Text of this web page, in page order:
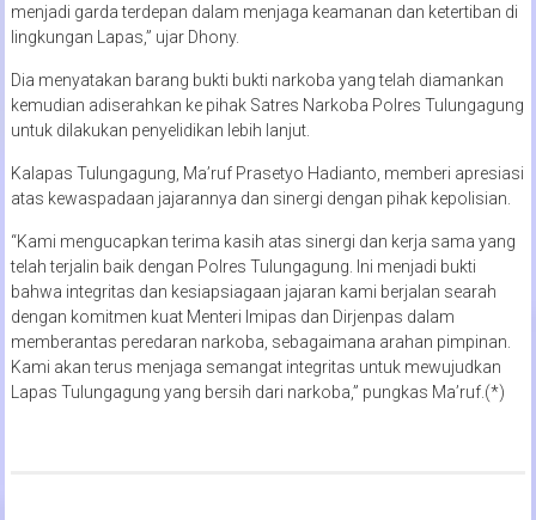
menjadi garda terdepan dalam menjaga keamanan dan ketertiban di
lingkungan Lapas,” ujar Dhony.
Dia menyatakan barang bukti bukti narkoba yang telah diamankan
kemudian adiserahkan ke pihak Satres Narkoba Polres Tulungagung
untuk dilakukan penyelidikan lebih lanjut.
Kalapas Tulungagung, Ma’ruf Prasetyo Hadianto, memberi apresiasi
atas kewaspadaan jajarannya dan sinergi dengan pihak kepolisian.
“Kami mengucapkan terima kasih atas sinergi dan kerja sama yang
telah terjalin baik dengan Polres Tulungagung. Ini menjadi bukti
bahwa integritas dan kesiapsiagaan jajaran kami berjalan searah
dengan komitmen kuat Menteri Imipas dan Dirjenpas dalam
memberantas peredaran narkoba, sebagaimana arahan pimpinan.
Kami akan terus menjaga semangat integritas untuk mewujudkan
Lapas Tulungagung yang bersih dari narkoba,” pungkas Ma’ruf.(*)